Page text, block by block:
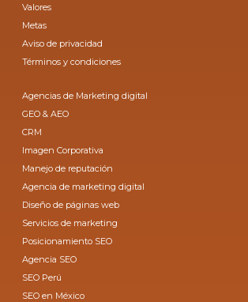
Valores
Metas
Aviso de privacidad
Términos y condiciones
Agencias de Marketing digital
GEO & AEO
CRM
Imagen Corporativa
Manejo de reputación
Agencia de marketing digital
Diseño de páginas web
Servicios de marketing
Posicionamiento SEO
Agencia SEO
SEO Perú
SEO en México